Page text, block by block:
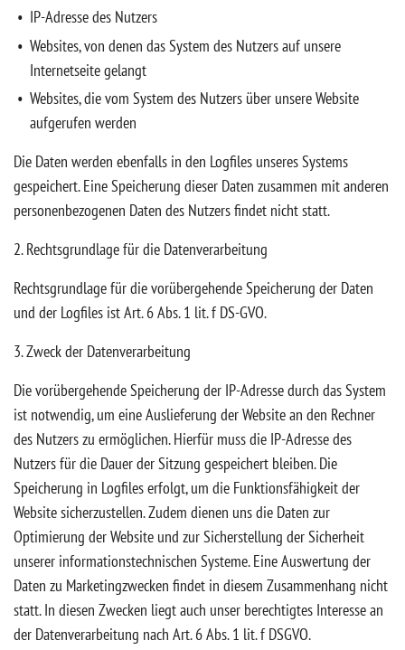
IP-Adresse des Nutzers
Websites, von denen das System des Nutzers auf unsere
Internetseite gelangt
Websites, die vom System des Nutzers über unsere Website
aufgerufen werden
Die Daten werden ebenfalls in den Logfiles unseres Systems
gespeichert. Eine Speicherung dieser Daten zusammen mit anderen
personenbezogenen Daten des Nutzers findet nicht statt.
2. Rechtsgrundlage für die Datenverarbeitung
Rechtsgrundlage für die vorübergehende Speicherung der Daten
und der Logfiles ist Art. 6 Abs. 1 lit. f DS-GVO.
3. Zweck der Datenverarbeitung
Die vorübergehende Speicherung der IP-Adresse durch das System
ist notwendig, um eine Auslieferung der Website an den Rechner
des Nutzers zu ermöglichen. Hierfür muss die IP-Adresse des
Nutzers für die Dauer der Sitzung gespeichert bleiben. Die
Speicherung in Logfiles erfolgt, um die Funktionsfähigkeit der
Website sicherzustellen. Zudem dienen uns die Daten zur
Optimierung der Website und zur Sicherstellung der Sicherheit
unserer informationstechnischen Systeme. Eine Auswertung der
Daten zu Marketingzwecken findet in diesem Zusammenhang nicht
statt. In diesen Zwecken liegt auch unser berechtigtes Interesse an
der Datenverarbeitung nach Art. 6 Abs. 1 lit. f DSGVO.